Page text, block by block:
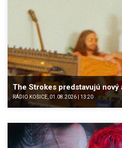
The Strokes predstavujú nový
RÁDIO KOŠICE, 01.08.2026 | 13:20